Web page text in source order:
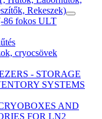
Rekeszek)
86 fokos ULT
cryocsövek
- STORAGE
SYSTEMS
AND
FOR LN2